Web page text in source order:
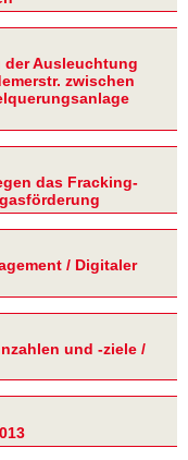
der Ausleuchtung
zwischen
das Fracking-
/ Digitaler
und -ziele /